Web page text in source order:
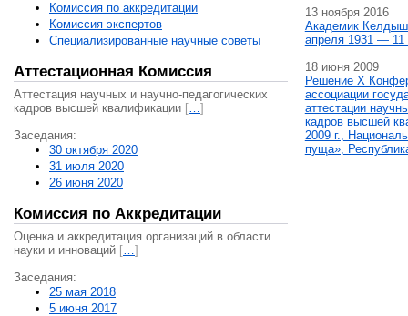
Комиссия по аккредитации
Комиссия экспертов
Специализированные научные советы
Аттестационная Комиссия
Аттестация научных и научно-педагогических
кадров высшей квалификации […]
Заседания:
30 октября 2020
31 июля 2020
26 июня 2020
Комиссия по Аккредитации
Оценка и аккредитация организаций в области
науки и инноваций […]
Заседания:
25 мая 2018
5 июня 2017
13 ноября 2016
Академик
апреля 1931 — 11
18 июня 2009
Решение X
ассоциации
аттестации
кадров высшей
2009 г.,
пуща»,